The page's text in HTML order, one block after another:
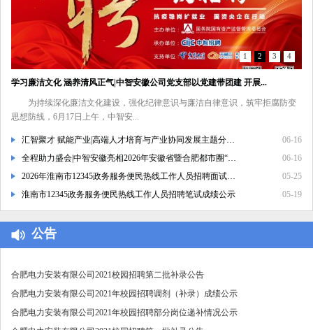
1 2 3 4
学习廉洁文化 涵养清风正气|中智安徽公司党支部以党建带团建 开展...
为持续深化廉洁文化建设，强化纪律意识与廉洁自律意识，筑牢拒腐防变
思想防线，6月17日上午，中智安...
汇智聚才 赋能产业|高端人才培育与产业协同发展主题分享会成功举...
06-16
全程助力盛会|中智安徽亮相2026年安徽省暨合肥都市圈“智汇江淮”...
06-16
2026年淮南市12345政务服务便民热线工作人员招聘面试成绩公示
05-25
淮南市12345政务服务便民热线工作人员招聘笔试成绩公示
05-19
公告
2022年合肥急救中心公开招聘考核安排公告
中共合肥市委台湾工作办公室 公开招聘政府购买服务岗位人员公告
安徽交控信息产业有限公司 职业经理人公开选聘公告
关于合肥急救中心调度员、急救护士岗位招聘停止简历接收公告
2022合肥急救中心担架员招聘启事
2022合肥急救中心调度员、急救护士招聘启事
中智安徽公司2021年-2023年度供应商入库项目中标公示
合肥市消防救援支队招聘A1驾驶员公告
中智安徽经济技术合作有限公司 2021年-2023年度供应商入库项目招...
合肥电力安装有限公司2021年校园招聘拟录用人员公示
合肥市商务局2021年公开招聘政府购买服务人员拟聘用名单公示
2021年合肥电力安装有限公司 项目部岗位人员招聘公告
合肥电力安装有限公司2021年校园招聘二次补录成绩公示
2021年合肥急救中心担架员招聘综合成绩及入围考察环节名单